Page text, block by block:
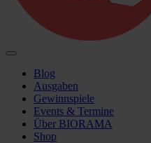
Blog
Ausgaben
Gewinnspiele
Events & Termine
Über BIORAMA
Shop